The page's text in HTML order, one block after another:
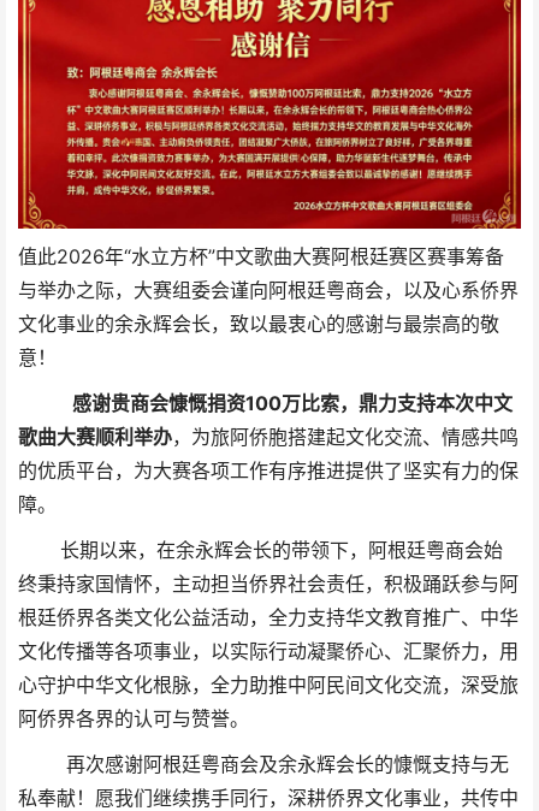
值此2026年“水立方杯”中文歌曲大赛阿根廷赛区赛事筹备
与举办之际，大赛组委会谨向阿根廷粤商会，以及心系侨界
文化事业的余永辉会长，致以最衷心的感谢与最崇高的敬
意！
感谢贵商会慷慨捐资100万比索，鼎力支持本次中文
歌曲大赛顺利举办，为旅阿侨胞搭建起文化交流、情感共鸣
的优质平台，为大赛各项工作有序推进提供了坚实有力的保
障。
长期以来，在余永辉会长的带领下，阿根廷粤商会始
终秉持家国情怀，主动担当侨界社会责任，积极踊跃参与阿
根廷侨界各类文化公益活动，全力支持华文教育推广、中华
文化传播等各项事业，以实际行动凝聚侨心、汇聚侨力，用
心守护中华文化根脉，全力助推中阿民间文化交流，深受旅
阿侨界各界的认可与赞誉。
再次感谢阿根廷粤商会及余永辉会长的慷慨支持与无
私奉献！愿我们继续携手同行，深耕侨界文化事业，共传中